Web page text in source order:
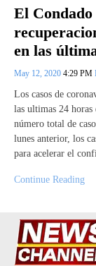
El
en las
May 12, 2020 4:29 PM
Los casos de
las ultimas 24 horas
número total de
lunes anterior, los
para acelerar el
Continue Reading